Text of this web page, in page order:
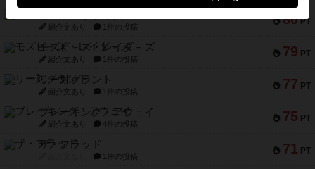
80 PT
紹介文あり 1件の投稿
79 PT
モズビ－ズ・レイダ－ズ
紹介文あり 1件の投稿
77 PT
リー対グラント
紹介文あり 1件の投稿
75 PT
ブレーキング・アウェイ
紹介文あり 4件の投稿
71 PT
ザ・フラッド
1件の投稿